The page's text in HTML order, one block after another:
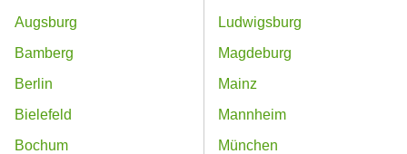
Augsburg
Bamberg
Berlin
Bielefeld
Bochum
Ludwigsburg
Magdeburg
Mainz
Mannheim
München